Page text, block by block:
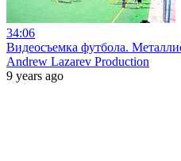
34:06
Видеосъемка футбола.
Andrew Lazarev Production
9 years ago